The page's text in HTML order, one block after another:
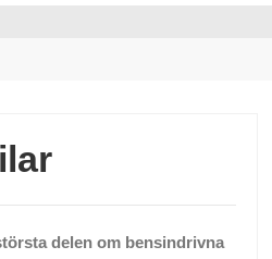
delen om bensindrivna